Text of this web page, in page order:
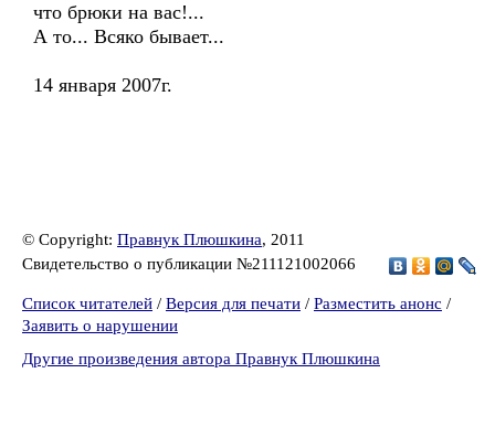
что брюки на вас!...
А то... Всяко бывает...
14 января 2007г.
© Copyright: Правнук Плюшкина, 2011
Свидетельство о публикации №211121002066
Список читателей / Версия для печати / Разместить анонс /
Заявить о нарушении
Другие произведения автора Правнук Плюшкина